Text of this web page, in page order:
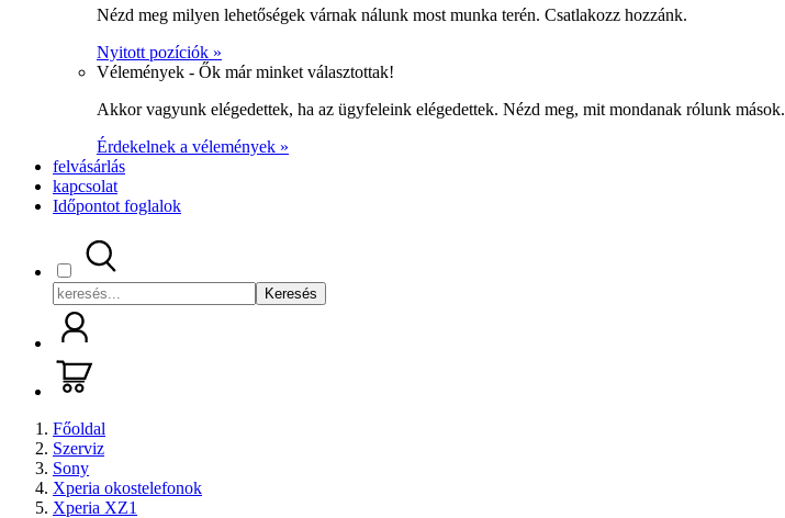
Nézd meg milyen lehetőségek várnak nálunk most munka terén. Csatlakozz hozzánk.
Nyitott pozíciók »
Vélemények - Ők már minket választottak!
Akkor vagyunk elégedettek, ha az ügyfeleink elégedettek. Nézd meg, mit mondanak rólunk mások.
Érdekelnek a vélemények »
felvásárlás
kapcsolat
Időpontot foglalok
Keresés
Főoldal
Szerviz
Sony
Xperia okostelefonok
Xperia XZ1